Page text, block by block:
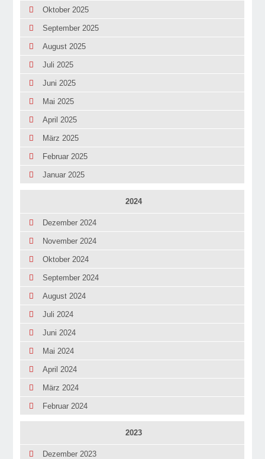
Oktober 2025
September 2025
August 2025
Juli 2025
Juni 2025
Mai 2025
April 2025
März 2025
Februar 2025
Januar 2025
2024
Dezember 2024
November 2024
Oktober 2024
September 2024
August 2024
Juli 2024
Juni 2024
Mai 2024
April 2024
März 2024
Februar 2024
2023
Dezember 2023